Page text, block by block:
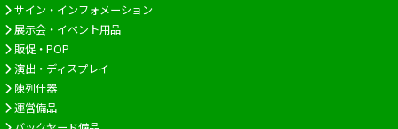
サイン・インフォメーション
展示会・イベント用品
販促・POP
演出・ディスプレイ
陳列什器
運営備品